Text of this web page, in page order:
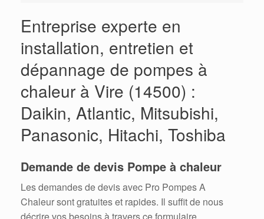
Entreprise experte en
installation, entretien et
dépannage de pompes à
chaleur à Vire (14500) :
Daikin, Atlantic, Mitsubishi,
Panasonic, Hitachi, Toshiba
Demande de devis Pompe à chaleur
Les demandes de devis avec Pro Pompes A
Chaleur sont gratuites et rapides. Il suffit de nous